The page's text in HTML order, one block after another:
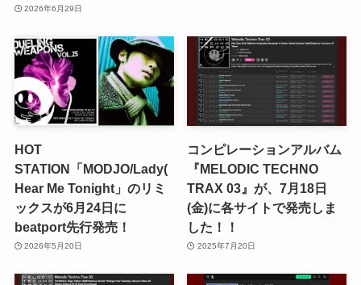
2026年6月29日
HOT
STATION「MODJO/Lady(
Hear Me Tonight」のリミ
ックスが6月24日に
beatport先行発売！
2026年5月20日
コンピレーションアルバム
『MELODIC TECHNO
TRAX 03』が、7月18日
(金)に各サイトで発売しま
した！！
2025年7月20日